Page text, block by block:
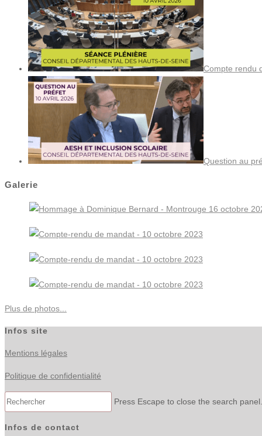
Compte rendu
Question au
Galerie
Plus de photos...
Infos site
Mentions légales
Politique de confidentialité
Press Escape to close the search panel.
Infos de contact